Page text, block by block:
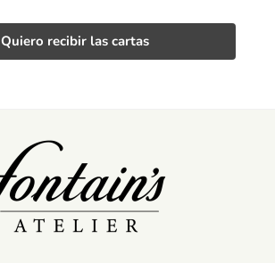
Quiero recibir las cartas